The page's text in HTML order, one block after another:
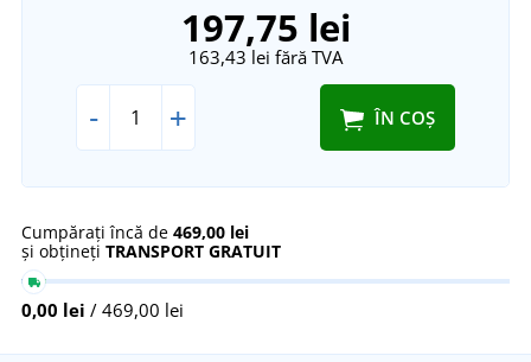
197,75 lei
163,43 lei fără TVA
- + ÎN COȘ
Cumpărați încă de 469,00 lei
și obțineți TRANSPORT GRATUIT
0,00 lei / 469,00 lei